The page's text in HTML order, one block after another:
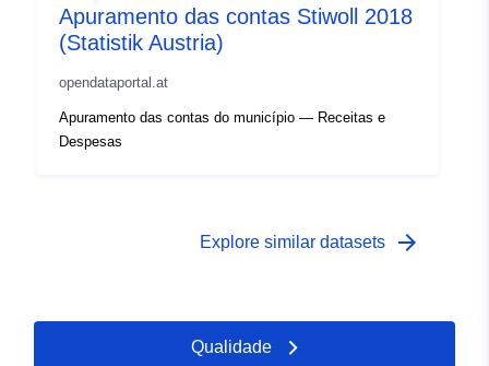
Apuramento das contas Stiwoll 2018
(Statistik Austria)
opendataportal.at
Apuramento das contas do município — Receitas e
Despesas
Explore similar datasets arrow_forward
Qualidade